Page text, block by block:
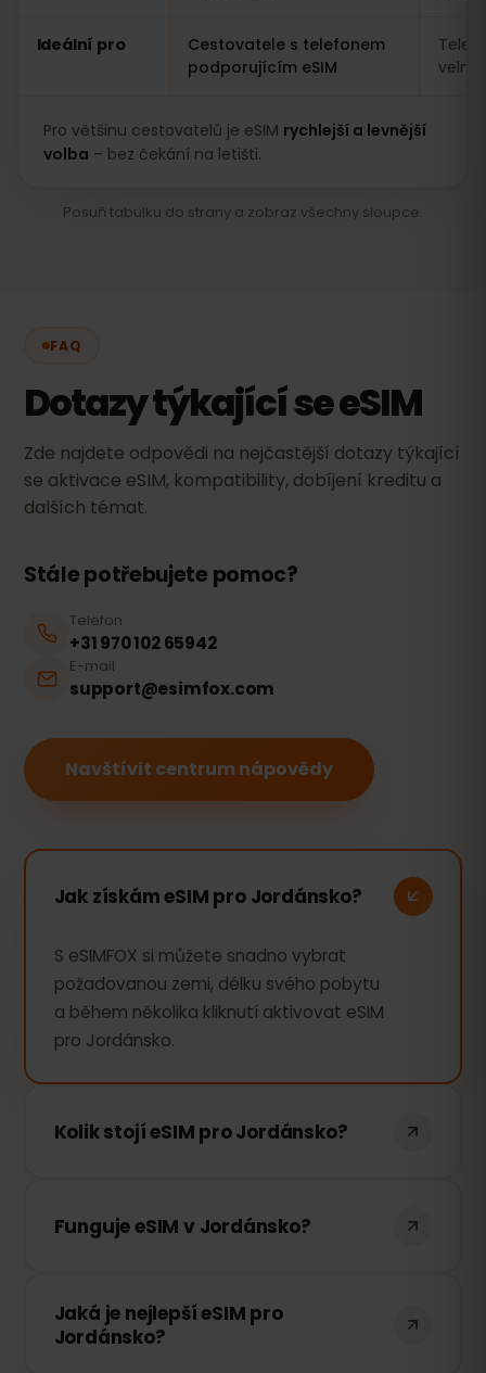
Ideální pro
Cestovatele s telefonem
podporujícím eSIM
velmi
Pro většinu cestovatelů je eSIM rychlejší a levnější
volba – bez čekání na letišti.
Posuň tabulku do strany a zobraz všechny sloupce.
FAQ
Dotazy týkající se eSIM
Zde najdete odpovědi na nejčastější dotazy týkající
se aktivace eSIM, kompatibility, dobíjení kreditu a
dalších témat.
Stále potřebujete pomoc?
Telefon
+31 970 102 65942
E-mail
support@esimfox.com
Navštívit centrum nápovědy
Jak získám eSIM pro Jordánsko?
S eSIMFOX si můžete snadno vybrat
požadovanou zemi, délku svého pobytu
a během několika kliknutí aktivovat eSIM
pro Jordánsko.
Kolik stojí eSIM pro Jordánsko?
dní používání. Stačí zvolit požadovanou
Funguje eSIM v Jordánsko?
Jordánsko. Máme dohody s nejlepšími
místními poskytovateli, abychom vám
Jaká je nejlepší eSIM pro
Jordánsko?